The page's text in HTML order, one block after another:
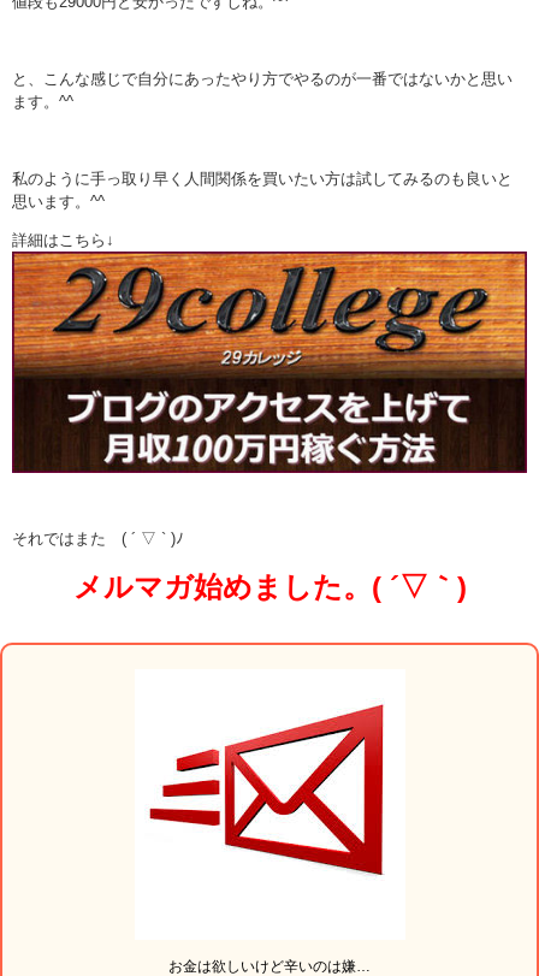
と、こんな感じで自分にあったやり方でやるのが一番ではないかと思い
ます。^^
私のように手っ取り早く人間関係を買いたい方は試してみるのも良いと
思います。^^
詳細はこちら↓
それではまた ( ´ ▽ ` )ﾉ
メルマガ始めました。( ´▽｀)
お金は欲しいけど辛いのは嫌…